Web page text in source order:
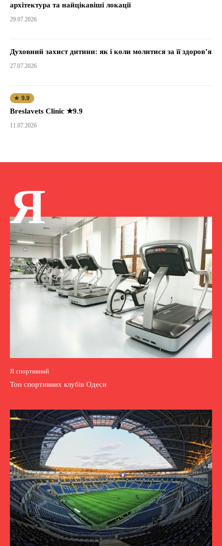
архітектура та найцікавіші локації
29.07.2026
Духовний захист дитини: як і коли молитися за її здоров’я
27.07.2026
★ 9.9
Breslavets Clinic ★9.9
11.07.2026
Я
Я спортивний
Топ спортивних клубів Одеси